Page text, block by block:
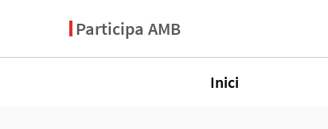
Participa AMB
Inici